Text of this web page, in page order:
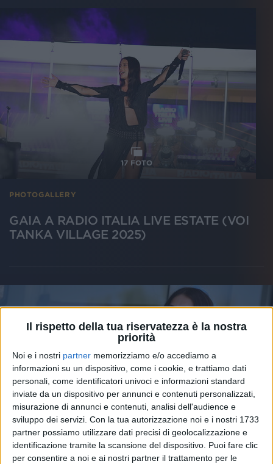
Il rispetto della tua riservatezza è la nostra
priorità
Noi e i nostri partner memorizziamo e/o accediamo a
informazioni su un dispositivo, come i cookie, e trattiamo dati
personali, come identificatori univoci e informazioni standard
inviate da un dispositivo per annunci e contenuti personalizzati,
misurazione di annunci e contenuti, analisi dell'audience e
sviluppo dei servizi. Con la tua autorizzazione noi e i nostri 1733
partner possiamo utilizzare dati precisi di geolocalizzazione e
identificazione tramite la scansione del dispositivo. Puoi fare clic
per consentire a noi e ai nostri partner il trattamento per le
PHOTOGALLERY
GAIA A RADIO ITALIA LIVE ESTATE (VOI
TANKA VILLAGE 2025)
17 FOTO
VOI TANKA VILLAGE 2025 25 lug 2025
1VIDEO 4FOTO